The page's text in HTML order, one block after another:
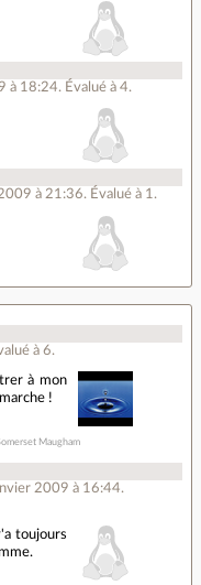
à 18:24. Évalué à4.
à 21:36. Évalué à 1.
à 6.
à mon
!
Maugham
2009 à 16:44.
toujours